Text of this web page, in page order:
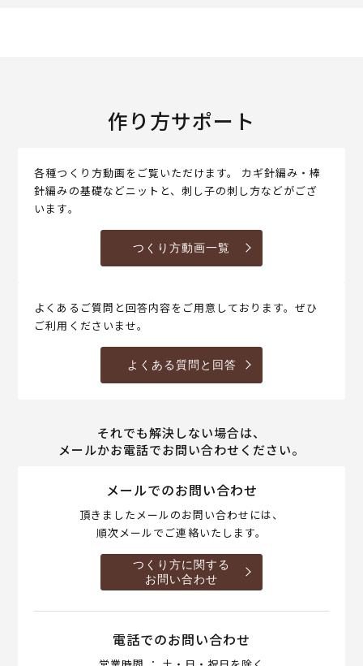
作り方サポート
各種つくり方動画をご覧いただけます。 カギ針編み・棒
針編みの基礎などニットと、刺し子の刺し方などがござ
います。
つくり方動画一覧
よくあるご質問と回答内容をご用意しております。ぜひ
ご利用くださいませ。
よくある質問と回答
それでも解決しない場合は、
メールかお電話でお問い合わせください。
メールでのお問い合わせ
頂きましたメールのお問い合わせには、
順次メールでご連絡いたします。
つくり方に関する
お問い合わせ
電話でのお問い合わせ